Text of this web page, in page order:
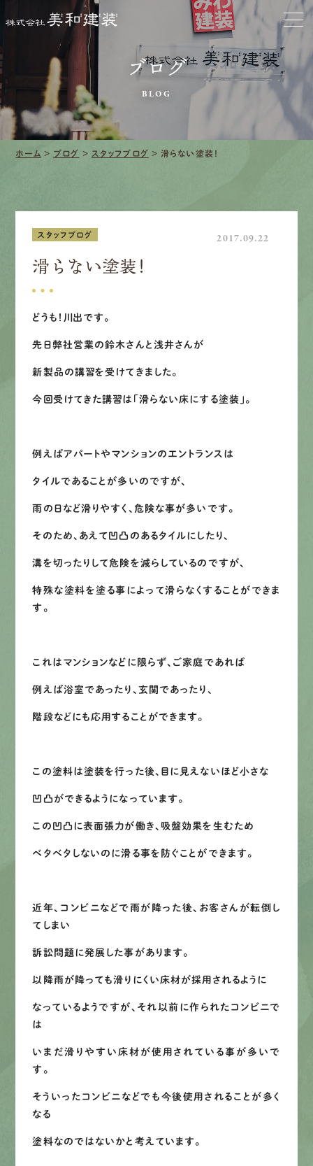
お家をきれいに
会社をきれいに
クリーニング
施工事例
会社案内
先輩インタビュー
有資格 者が、 無料 建物 診
0120-44-2605
営業時間 8:00−18:00 ｜
LINEで お手軽相談
ブログ
BLOG
ホーム > ブログ > スタッフブログ >滑らない塗装！
スタッフブログ 2017.09.22
滑らない塗装！
どうも！川出です。
先日弊社営業の鈴木さんと浅井さんが
新製品の講習を受けてきました。
今回受けてきた講習は「滑らない床にする塗装」。
例えばアパートやマンションのエントランスは
タイルであることが多いのですが、
雨の日など滑りやすく、危険な事が多いです。
そのため、あえて凹凸のあるタイルにしたり、
溝を切ったりして危険を減らしているのですが、
特殊な塗料を塗る事によって滑らなくすることができま
す。
これはマンションなどに限らず、ご家庭であれば
例えば浴室であったり、玄関であったり、
階段などにも応用することができます。
この塗料は塗装を行った後、目に見えないほど小さな
凹凸ができるようになっています。
この凹凸に表面張力が働き、吸盤効果を生むため
ベタベタしないのに滑る事を防ぐことができます。
近年、コンビニなどで雨が降った後、お客さんが転倒し
てしまい
訴訟問題に発展した事があります。
以降雨が降っても滑りにくい床材が採用されるように
なっているようですが、それ以前に作られたコンビニで
は
いまだ滑りやすい床材が使用されている事が多いで
す。
そういったコンビニなどでも今後使用されることが多く
なる
塗料なのではないかと考えています。